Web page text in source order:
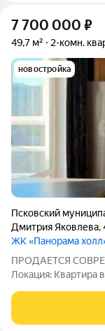
7 700 000 ₽
49,7 м² 2-комн.
новостройка
Псковский
Дмитрия Яковлева,
ЖК «Панорама
ПРОДАЕТСЯ
Локация: Квартира
и шума машин.
находятся прямо во